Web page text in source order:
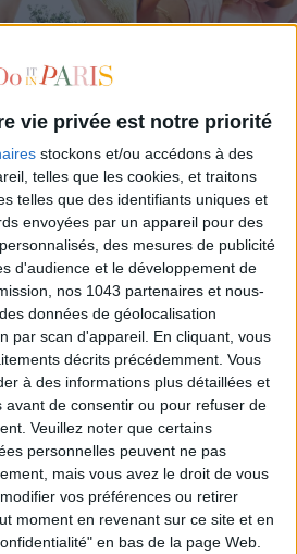
vie privée est notre priorité
stockons et/ou accédons à des
telles que les cookies, et traitons
telles que des identifiants uniques et
envoyées par un appareil pour des
des mesures de publicité
d'audience et le développement de
nos 1043 partenaires et nous-
données de géolocalisation
par scan d'appareil. En cliquant, vous
décrits précédemment. Vous
à des informations plus détaillées et
avant de consentir ou pour refuser de
Veuillez noter que certains
personnelles peuvent ne pas
mais vous avez le droit de vous
vos préférences ou retirer
moment en revenant sur ce site et en
en bas de la page Web.
LA PARFUMERIE MADE IN FRANCE À PETIT PRIX
DEVEZ FAIRE À PARIS EN AOÛT